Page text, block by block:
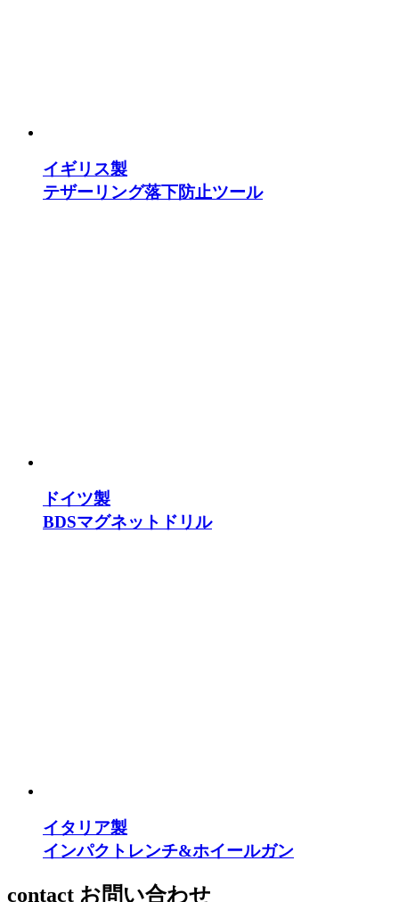
イギリス製
テザーリング落下防止ツール
ドイツ製
BDSマグネットドリル
イタリア製
インパクトレンチ&ホイールガン
contact お問い合わせ